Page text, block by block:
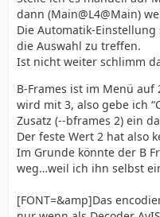
dann (Main@L4@Main)
Die Automatik-
die Auswahl zu treffen.
Ist nicht weiter schlimm
B-Frames ist im Menü
wird mit 3, also gebe ich
Zusatz (--bframes 2) ein
Der feste Wert 2 hat also
Im Grunde könnte der B
weg…weil ich ihn selbst
[FONT=&amp]Das